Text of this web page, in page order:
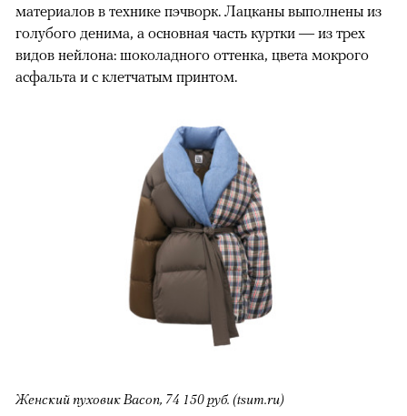
материалов в технике пэчворк. Лацканы выполнены из
голубого денима, а основная часть куртки — из трех
видов нейлона: шоколадного оттенка, цвета мокрого
асфальта и с клетчатым принтом.
00:00 00:00
Женский пуховик Bacon, 74 150 руб. (tsum.ru)